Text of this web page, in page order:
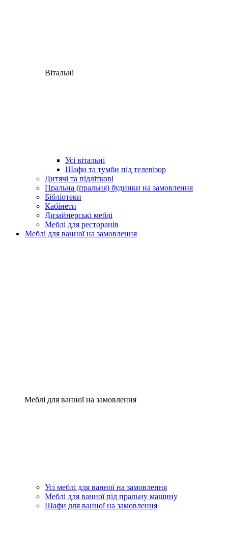
Вітальні
Усі вітальні
Шафи та тумби під телевізор
Дитячі та підліткові
Пральна (пральня) будинки на замовлення
Бібліотеки
Кабінети
Дизайнерські меблі
Меблі для ресторанів
Меблі для ванної на замовлення
Меблі для ванної на замовлення
Усі меблі для ванної на замовлення
Меблі для ванної під пральну машину
Шафи для ванної на замовлення